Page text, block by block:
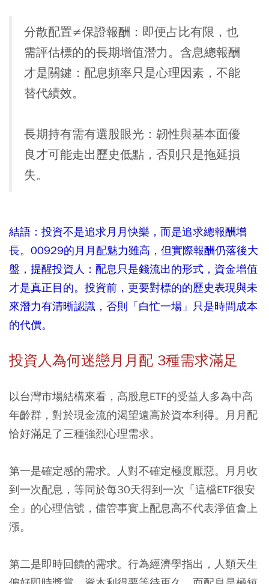
分散配置≠保證報酬：即便占比有限，也
需評估標的的長期增值潛力。含息總報酬
才是關鍵：配息頻率只是心理因素，不能
替代績效。
長期持有需有選股眼光：韌性與基本面優
良才可能走出歷史低點，否則只是拖延損
失。
結語：投資不是追求月月快樂，而是追求總報酬增
長。00929的月月配魅力雖高，但實際報酬仍落後大
盤，提醒投資人：配息只是錢流出的形式，資金增值
才是真正目的。投資前，更要對標的的歷史表現與未
來潛力有清晰認識，否則「白忙一場」只是時間成本
的代價。
投資人為何迷戀月月配 3種需求滿足
以台灣市場結構來看，高股息ETF的受益人多為中高
年齡群，對於現金流的渴望遠高於資本利得。月月配
恰好滿足了三種強烈心理需求。
第一是確定感的需求。
人對不確定極度厭惡。月月收
到一次配息，等同於每30天得到一次「這檔ETF很安
全」的心理信號，儘管事實上配息高不代表淨值會上
漲。
第二是即時回饋的需求。 行為經濟學指出，人類天生